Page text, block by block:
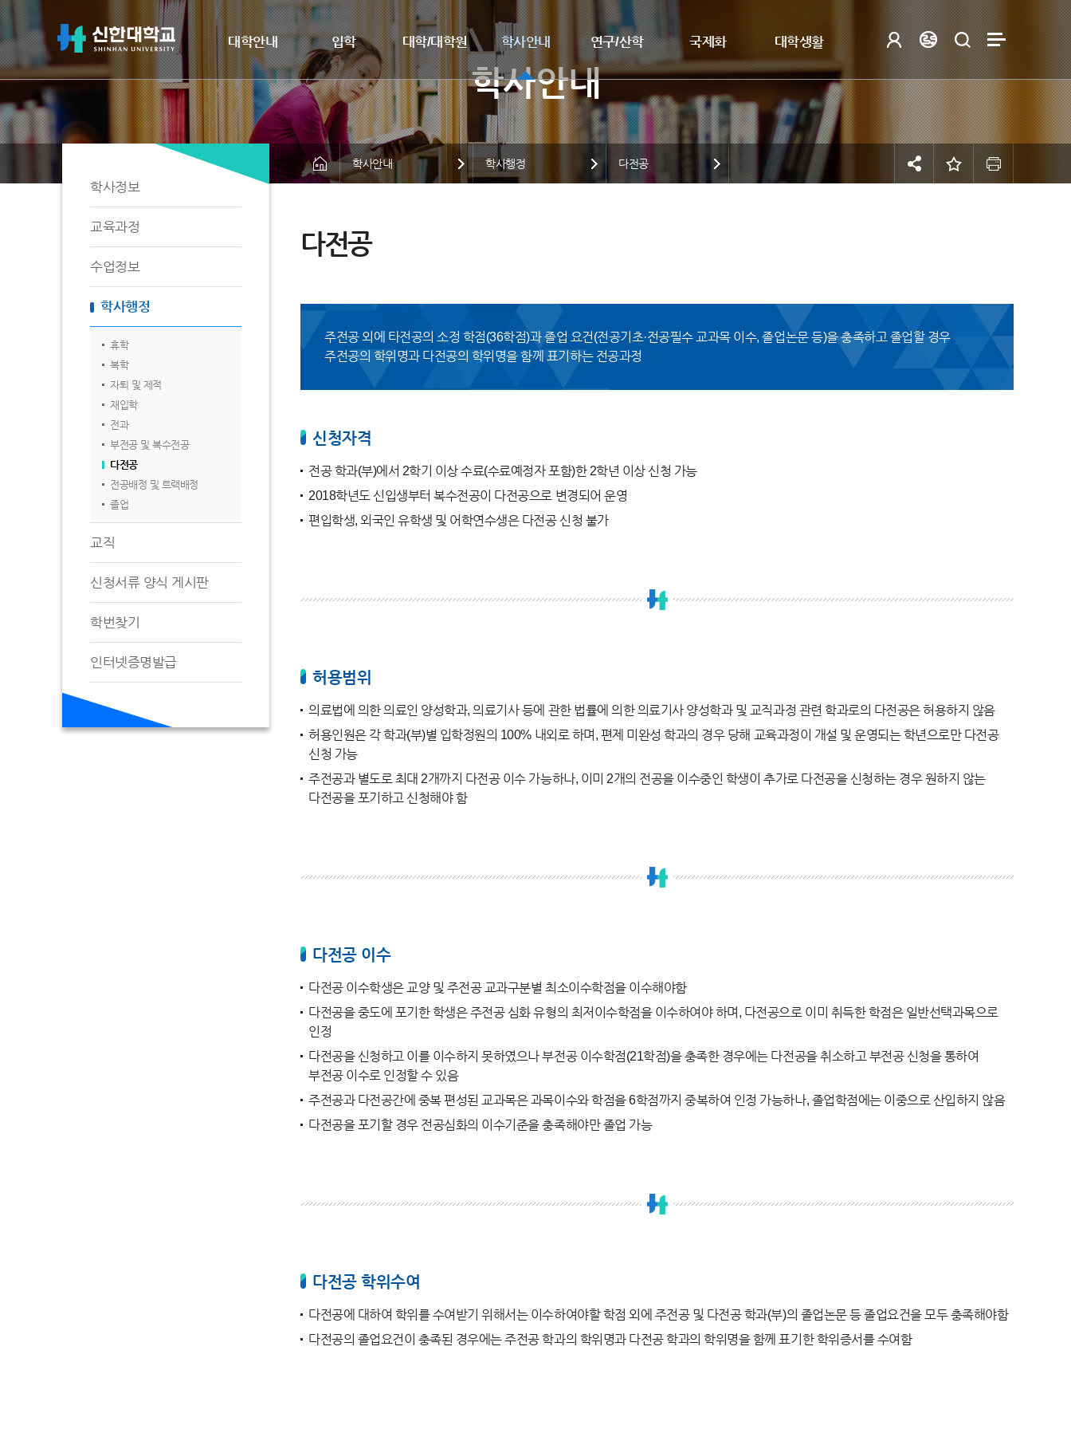
대학안내 입학 대학/대학원 학사안내 연구/산학 국제화 대학생활
학사정보
교육과정
수업정보
학사행정
휴학
복학
자퇴 및 제적
재입학
전과
부전공 및 복수전공
다전공
전공배정 및 트랙배정
졸업
교직
신청서류 양식 게시판
학번찾기
인터넷증명발급
학사안내 학사행정 다전공
다전공
주전공 외에 타전공의 소정 학점(36학점)과 졸업 요건(전공기초·전공필수 교과목 이수, 졸업논문 등)을 충족하고 졸업할 경우
주전공의 학위명과 다전공의 학위명을 함께 표기하는 전공과정
신청자격
전공 학과(부)에서 2학기 이상 수료(수료예정자 포함)한 2학년 이상 신청 가능
2018학년도 신입생부터 복수전공이 다전공으로 변경되어 운영
편입학생, 외국인 유학생 및 어학연수생은 다전공 신청 불가
허용범위
의료법에 의한 의료인 양성학과, 의료기사 등에 관한 법률에 의한 의료기사 양성학과 및 교직과정 관련 학과로의 다전공은 허용하지 않음
허용인원은 각 학과(부)별 입학정원의 100% 내외로 하며, 편제 미완성 학과의 경우 당해 교육과정이 개설 및 운영되는 학년으로만 다전공
신청 가능
주전공과 별도로 최대 2개까지 다전공 이수 가능하나, 이미 2개의 전공을 이수중인 학생이 추가로 다전공을 신청하는 경우 원하지 않는
다전공을 포기하고 신청해야 함
다전공 이수
다전공 이수학생은 교양 및 주전공 교과구분별 최소이수학점을 이수해야함
다전공을 중도에 포기한 학생은 주전공 심화 유형의 최저이수학점을 이수하여야 하며, 다전공으로 이미 취득한 학점은 일반선택과목으로
인정
다전공을 신청하고 이를 이수하지 못하였으나 부전공 이수학점(21학점)을 충족한 경우에는 다전공을 취소하고 부전공 신청을 통하여
부전공 이수로 인정할 수 있음
주전공과 다전공간에 중복 편성된 교과목은 과목이수와 학점을 6학점까지 중복하여 인정 가능하나, 졸업학점에는 이중으로 산입하지 않음
다전공을 포기할 경우 전공심화의 이수기준을 충족해야만 졸업 가능
다전공 학위수여
다전공에 대하여 학위를 수여받기 위해서는 이수하여야할 학점 외에 주전공 및 다전공 학과(부)의 졸업논문 등 졸업요건을 모두 충족해야함
다전공의 졸업요건이 충족된 경우에는 주전공 학과의 학위명과 다전공 학과의 학위명을 함께 표기한 학위증서를 수여함